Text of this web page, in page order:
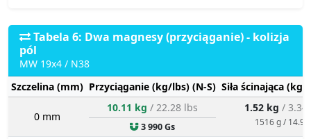
Tabela 6: Dwa magnesy (przyciąganie) - kolizja
pól
MW 19x4 / N38
Szczelina (mm) Przyciąganie (kg/lbs) (N-S) Siła ścinająca
0 mm
10.11 kg / 22.28 lbs
3 990 Gs
1.52 kg / 3.34
1516 g / 14.9